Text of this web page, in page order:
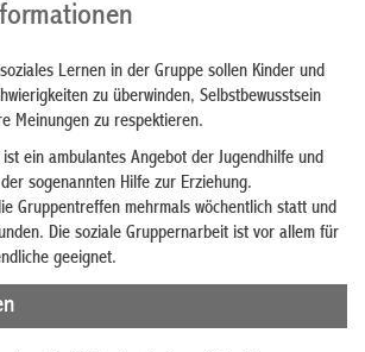
Lernen in der Gruppe sollen Kinder und
zu überwinden, Selbstbewusstsein
Meinungen zu respektieren.
ein ambulantes Angebot der Jugendhilfe und
sogenannten Hilfe zur Erziehung.
Gruppentreffen mehrmals wöchentlich statt und
Die soziale Gruppernarbeit ist vor allem für
geeignet.